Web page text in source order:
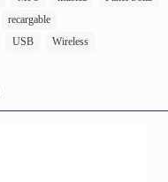
recargable
USB Wireless